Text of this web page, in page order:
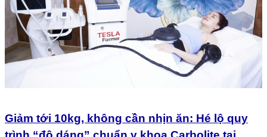
Giảm tới 10kg, không cần nhịn ăn: Hé lộ quy